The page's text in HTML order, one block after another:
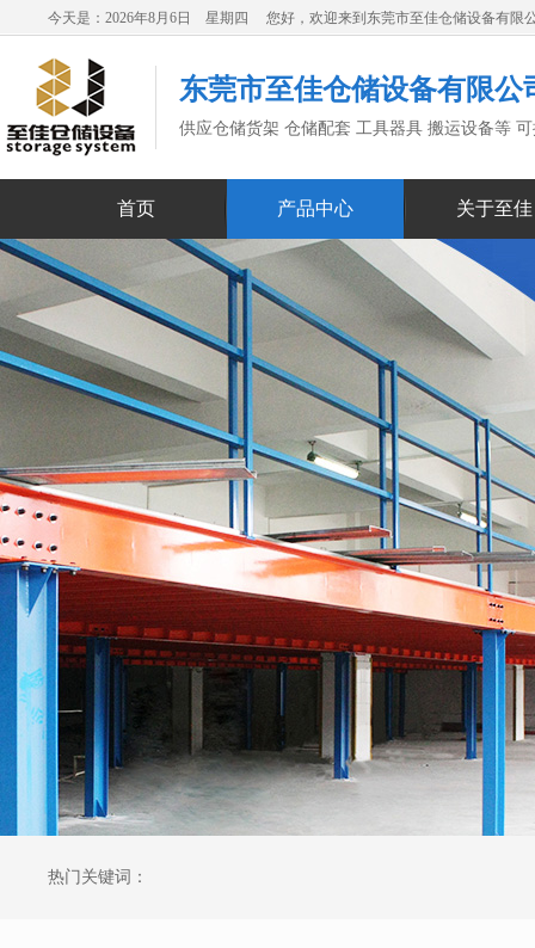
今天是：2026年8月6日 星期四 您好，欢迎来到东莞市至佳仓储设备有限
东莞市至佳仓储设备有限公
供应仓储货架 仓储配套 工具器具 搬运设备等
首页 产品中心 关于至佳
热门关键词：